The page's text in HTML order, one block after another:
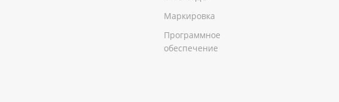
Маркировка
Программное
обеспечение